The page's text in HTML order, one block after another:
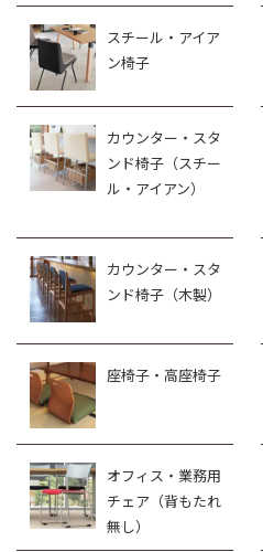
スチール・アイア
ン椅子
カウンター・スタ
ンド椅子（スチー
ル・アイアン）
カウンター・スタ
ンド椅子（木製）
座椅子・高座椅子
オフィス・業務用
チェア（背もたれ
無し）